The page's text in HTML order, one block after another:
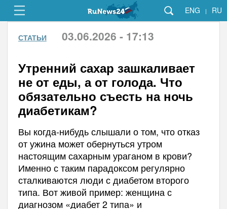
ENG | RU
СТАТЬИ 03.06.2026 - 17:13
Утренний сахар зашкаливает
не от еды, а от голода. Что
обязательно съесть на ночь
диабетикам?
Вы когда-нибудь слышали о том, что отказ
от ужина может обернуться утром
настоящим сахарным ураганом в крови?
Именно с таким парадоксом регулярно
сталкиваются люди с диабетом второго
типа. Вот живой пример: женщина с
диагнозом «диабет 2 типа» и